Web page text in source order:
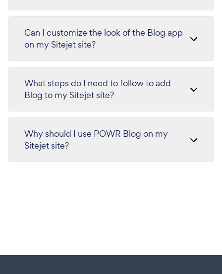
Can I customize the look of the Blog app
on my Sitejet site?
What steps do I need to follow to add
Blog to my Sitejet site?
Why should I use POWR Blog on my
Sitejet site?